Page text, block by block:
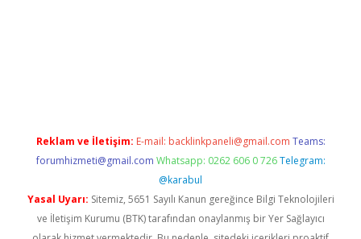
Reklam ve İletişim: E-mail: backlinkpaneli@gmail.com Teams:
forumhizmeti@gmail.com Whatsapp: 0262 606 0 726 Telegram:
@karabul
Yasal Uyarı: Sitemiz, 5651 Sayılı Kanun gereğince Bilgi Teknolojileri
ve İletişim Kurumu (BTK) tarafından onaylanmış bir Yer Sağlayıcı